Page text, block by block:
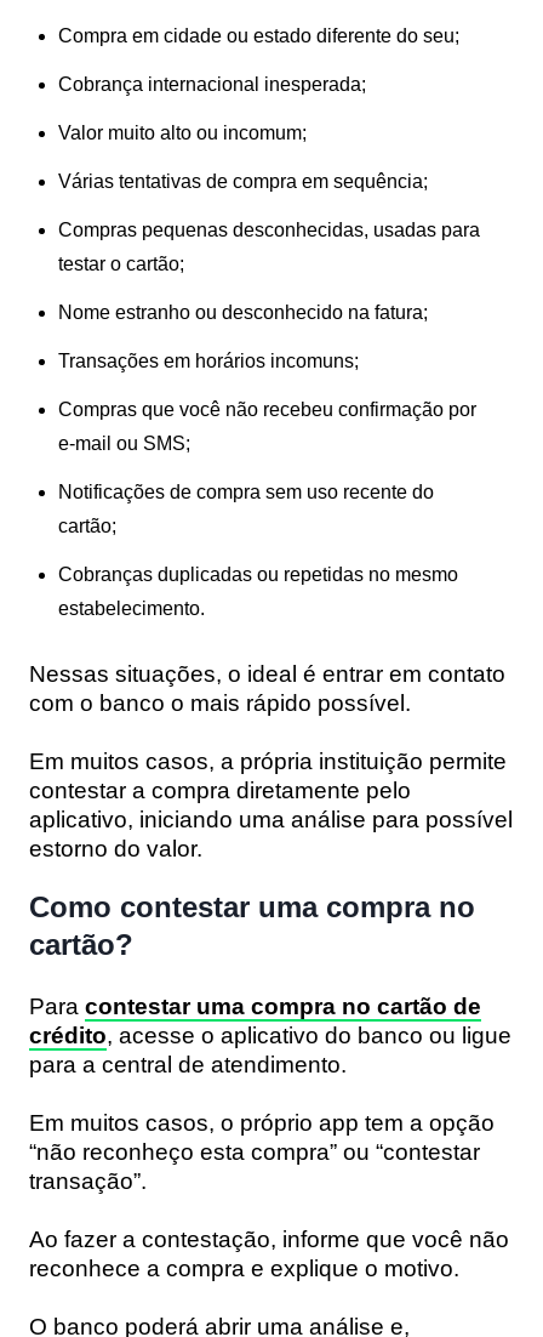
Compra em cidade ou estado diferente do seu;
Cobrança internacional inesperada;
Valor muito alto ou incomum;
Várias tentativas de compra em sequência;
Compras pequenas desconhecidas, usadas para
testar o cartão;
Nome estranho ou desconhecido na fatura;
Transações em horários incomuns;
Compras que você não recebeu confirmação por
e-mail ou SMS;
Notificações de compra sem uso recente do
cartão;
Cobranças duplicadas ou repetidas no mesmo
estabelecimento.
Nessas situações, o ideal é entrar em contato
com o banco o mais rápido possível.
Em muitos casos, a própria instituição permite
contestar a compra diretamente pelo
aplicativo, iniciando uma análise para possível
estorno do valor.
Como contestar uma compra no
cartão?
Para contestar uma compra no cartão de
crédito, acesse o aplicativo do banco ou ligue
para a central de atendimento.
Em muitos casos, o próprio app tem a opção
“não reconheço esta compra” ou “contestar
transação”.
Ao fazer a contestação, informe que você não
reconhece a compra e explique o motivo.
O banco poderá abrir uma análise e,